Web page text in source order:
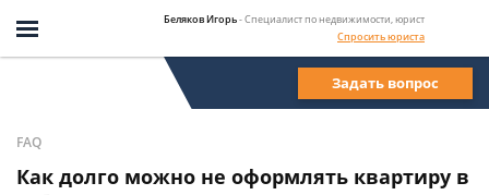
Беляков Игорь- Специалист по недвижимости, юрист
Спросить юриста
Задать вопрос
FAQ
Как долго можно не оформлять квартиру в